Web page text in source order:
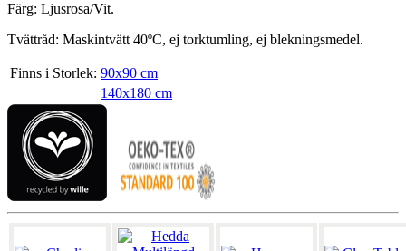
Färg: Ljusrosa/Vit.
Tvättråd: Maskintvätt 40ºC, ej torktumling, ej blekningsmedel.
Finns i Storlek: 90x90 cm
140x180 cm